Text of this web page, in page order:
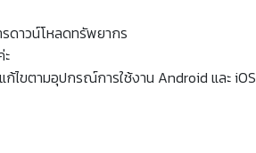
ดาวน์โหลดทรัพยากร
ไขตามอุปกรณ์การใช้งาน Android และ iOS